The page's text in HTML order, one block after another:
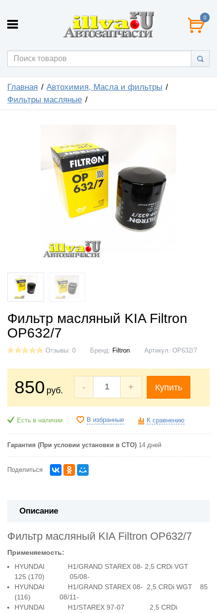
0
Главная
Автохимия, Масла и фильтры
Фильтры масляные
Фильтр масляный KIA Filtron
OP632/7
Отзывы: 0 Бренд: Filtron Артикул: OP632/7
850 руб. - + Купить
Есть в наличии В избранные К сравнению
Гарантия (При условии установки в СТО) 14 дней
Поделиться
Описание
Фильтр масляный KIA Filtron OP632/7
Применяемость:
HYUNDAI H1/GRAND STAREX 08- 2,5 CRDi VGT
125 (170) 05/08-
HYUNDAI H1/GRAND STAREX 08- 2,5 CRDi WGT 85
(116) 08/11-
HYUNDAI H1/STAREX 97-07 2,5 CRDi